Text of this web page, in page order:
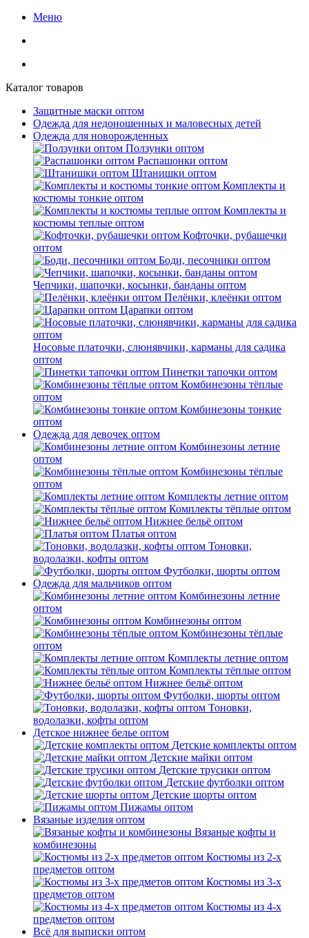
Меню
Каталог товаров
Защитные маски оптом
Одежда для недоношенных и маловесных детей
Одежда для новорожденных
Ползунки оптом
Распашонки оптом
Штанишки оптом
Комплекты и
костюмы тонкие оптом
Комплекты и
костюмы теплые оптом
Кофточки, рубашечки
оптом
Боди, песочники оптом
Чепчики, шапочки, косынки, банданы оптом
Пелёнки, клеёнки оптом
Царапки оптом
Носовые платочки, слюнявчики, карманы для садика
оптом
Пинетки тапочки оптом
Комбинезоны тёплые
оптом
Комбинезоны тонкие
оптом
Одежда для девочек оптом
Комбинезоны летние
оптом
Комбинезоны тёплые
оптом
Комплекты летние оптом
Комплекты тёплые оптом
Нижнее бельё оптом
Платья оптом
Тоновки,
водолазки, кофты оптом
Футболки, шорты оптом
Одежда для мальчиков оптом
Комбинезоны летние
оптом
Комбинезоны оптом
Комбинезоны тёплые
оптом
Комплекты летние оптом
Комплекты тёплые оптом
Нижнее бельё оптом
Футболки, шорты оптом
Тоновки,
водолазки, кофты оптом
Детское нижнее белье оптом
Детские комплекты оптом
Детские майки оптом
Детские трусики оптом
Детские футболки оптом
Детские шорты оптом
Пижамы оптом
Вязаные изделия оптом
Вязаные кофты и
комбинезоны
Костюмы из 2-х
предметов оптом
Костюмы из 3-х
предметов оптом
Костюмы из 4-х
предметов оптом
Всё для выписки оптом